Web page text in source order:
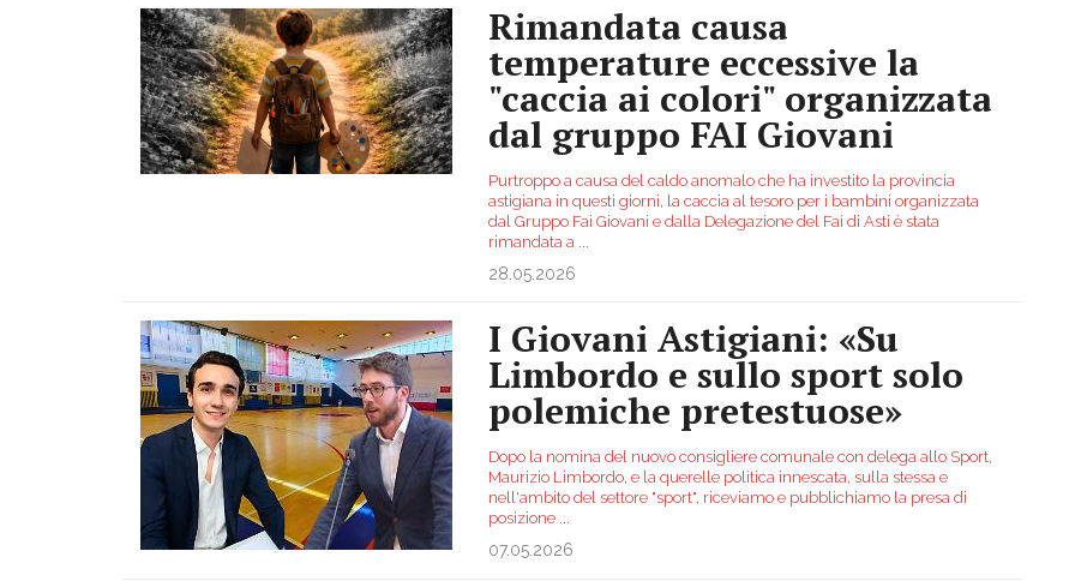
Rimandata causa
temperature eccessive la
"caccia ai colori" organizzata
dal gruppo FAI Giovani
Purtroppo a causa del caldo anomalo che ha investito la provincia
astigiana in questi giorni, la caccia al tesoro per i bambini organizzata
dal Gruppo Fai Giovani e dalla Delegazione del Fai di Asti è stata
rimandata a
28.05.2026
I Giovani Astigiani: «Su
Limbordo e sullo sport solo
polemiche pretestuose»
Dopo la nomina del nuovo consigliere comunale con delega allo Sport,
Maurizio Limbordo, e la querelle politica innescata, sulla stessa e
nell'ambito del settore "sport", riceviamo e pubblichiamo la presa di
posizione
07.05.2026